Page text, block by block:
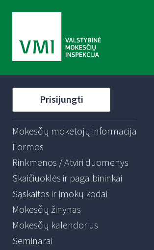
Prisijungti
Mokesčių mokėtojų informacija
Formos
Rinkmenos / Atviri duomenys
Skaičiuoklės ir pagalbininkai
Sąskaitos ir įmokų kodai
Mokesčių žinynas
Mokesčių kalendorius
Seminarai